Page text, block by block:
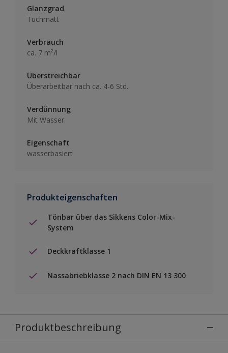
Glanzgrad
Tuchmatt
Verbrauch
ca. 7 m²/l
Überstreichbar
Überarbeitbar nach ca. 4-6 Std.
Verdünnung
Mit Wasser.
Eigenschaft
wasserbasiert
Produkteigenschaften
Tönbar über das Sikkens Color-Mix-
System
Deckkraftklasse 1
Nassabriebklasse 2 nach DIN EN 13 300
Produktbeschreibung